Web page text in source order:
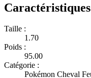
Caractéristiques
Taille :
1.70
Poids :
95.00
Catégorie :
Pokémon Cheval